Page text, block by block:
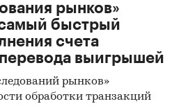
об объеме импорта
2019 - май 2024
выражении с
стран, а также
стоимости.
рынков»
быстрый
счета
выигрышей
рынков»
обработки транзакций